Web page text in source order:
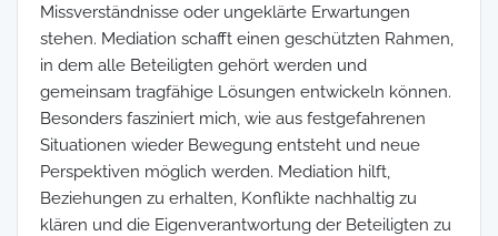
Missverständnisse oder ungeklärte Erwartungen
stehen. Mediation schafft einen geschützten Rahmen,
in dem alle Beteiligten gehört werden und
gemeinsam tragfähige Lösungen entwickeln können.
Besonders fasziniert mich, wie aus festgefahrenen
Situationen wieder Bewegung entsteht und neue
Perspektiven möglich werden. Mediation hilft,
Beziehungen zu erhalten, Konflikte nachhaltig zu
klären und die Eigenverantwortung der Beteiligten zu